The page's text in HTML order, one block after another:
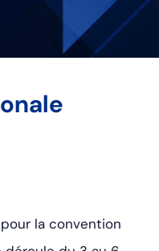
la convention